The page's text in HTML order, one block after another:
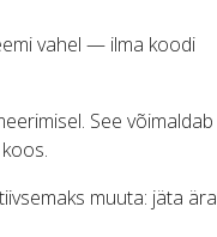
vahel — ilma koodi
See võimaldab
muuta: jäta ära